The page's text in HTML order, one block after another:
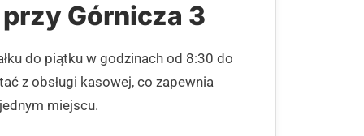
Górnicza 3
do piątku w godzinach od 8:30 do
z obsługi kasowej, co zapewnia
miejscu.